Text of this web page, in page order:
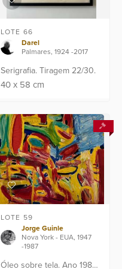
LOTE 66
Darel
Palmares, 1924 -2017
Serigrafia. Tiragem 22/30.
40 x58 cm
LOTE 59
Jorge Guinle
Nova York - EUA, 1947
-1987
Óleo sobre tela. Ano 1982.